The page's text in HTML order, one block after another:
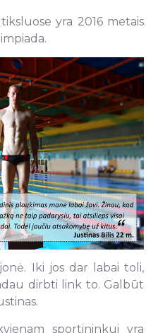
yra 2016 metais
Iki jos dar labai toli,
dirbti link to. Galbūt
sportininkui yra